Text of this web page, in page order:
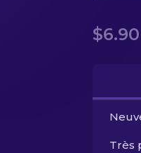
$6.90
Très